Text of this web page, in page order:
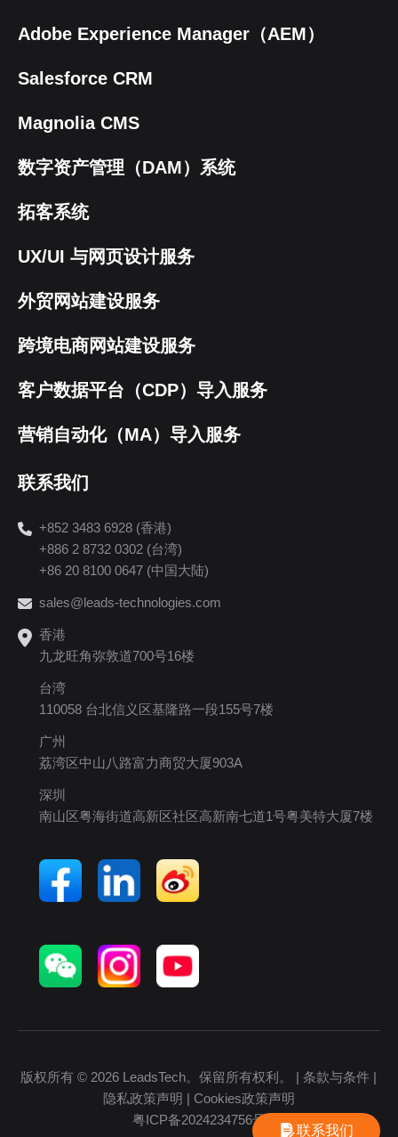
Adobe Experience Manager（AEM）
Salesforce CRM
Magnolia CMS
数字资产管理（DAM）系统
拓客系统
UX/UI 与网页设计服务
外贸网站建设服务
跨境电商网站建设服务
客户数据平台（CDP）导入服务
营销自动化（MA）导入服务
联系我们
+852 3483 6928 (香港)
+886 2 8732 0302 (台湾)
+86 20 8100 0647 (中国大陆)
sales@leads-technologies.com
香港
九龙旺角弥敦道700号16楼
台湾
110058 台北信义区基隆路一段155号7楼
广州
荔湾区中山八路富力商贸大厦903A
深圳
南山区粤海街道高新区社区高新南七道1号粤美特大厦7楼
版权所有 © 2026 LeadsTech。保留所有权利。 |条款与条件 |
隐私政策声明 | Cookies政策声明
粤ICP备2024234756号
联系我们